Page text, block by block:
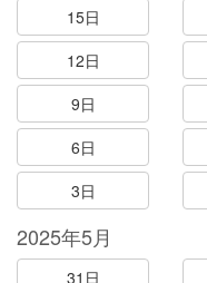
15日
12日
9日
6日
3日
2025年5月
31日